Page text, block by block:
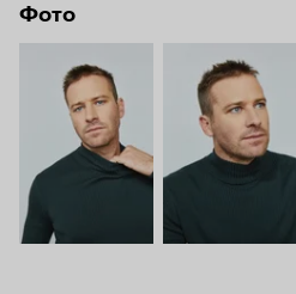
Фото